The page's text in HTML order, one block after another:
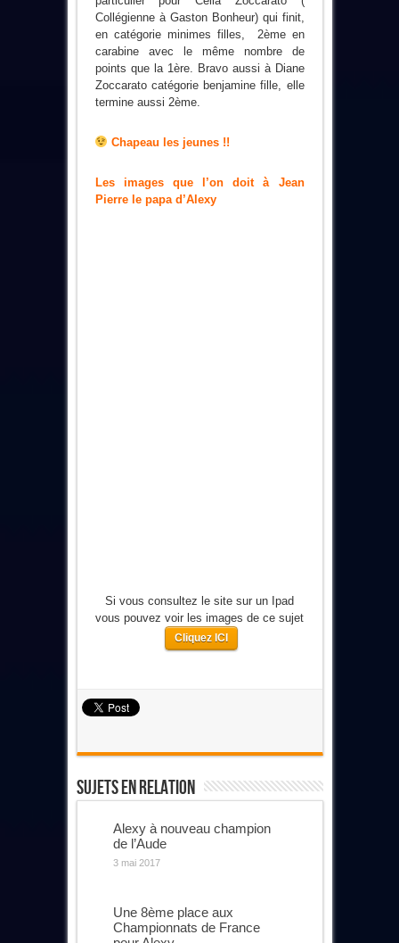
Collégienne à Gaston Bonheur) qui finit,
en catégorie minimes filles, 2ème en
carabine avec le même nombre de
points que la 1ère. Bravo aussi àDiane
Zoccarato catégorie benjamine fille, elle
termine aussi 2ème.
Chapeau les jeunes !!
Les images que l’on doit à Jean
Pierre le papa d’Alexy
Si vous consultez le site sur un Ipad
vous pouvez voir les images de ce sujet
Cliquez ICI
Sujets En Relation
Alexy à nouveau champion
de l’Aude
3 mai 2017
Une 8ème place aux
Championnats de France